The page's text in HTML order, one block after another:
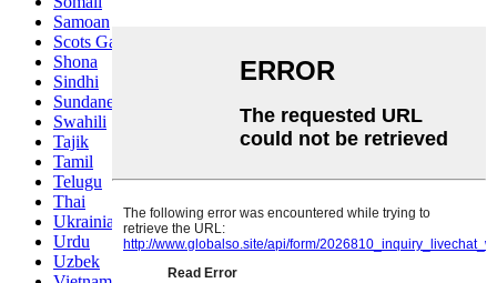
Samoan
Scots Gaelic
Shona
Sindhi
Sundanese
Swahili
Tajik
Tamil
Telugu
Thai
Ukrainian
Urdu
Uzbek